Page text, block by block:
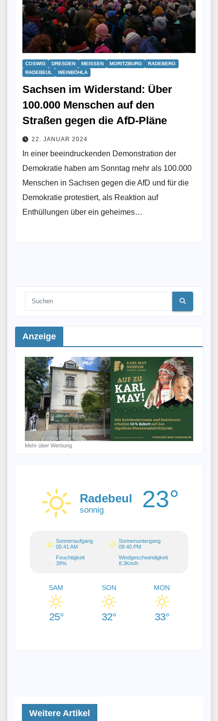
COSWIG DRESDEN MEISSEN MORITZBURG
RADEBERG
RADEBEUL
WEINBÖHLA
Sachsen im Widerstand: Über
100.000 Menschen auf den
Straßen gegen die AfD-Pläne
22. JANUAR 2024
In einer beeindruckenden Demonstration der
Demokratie haben am Sonntag mehr als 100.000
Menschen in Sachsen gegen die AfD und für die
Demokratie protestiert, als Reaktion auf
Enthüllungen über ein geheimes…
Anzeige
Mehr über Werbung
Radebeul
sonnig 23°
Sonnenaufgang
05:41 AM
Sonnenuntergang
08:40 PM
Feuchtigkeit
39%
Windgeschwindigkeit
8.3Km/h
SAM
25°
SON
32°
MON
33°
Weitere Artikel